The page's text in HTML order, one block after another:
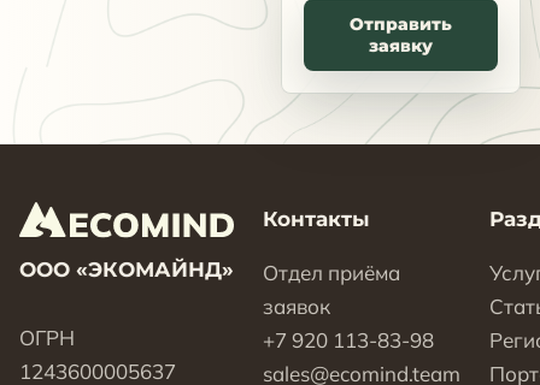
Отправить
заявку
ООО «ЭКОМАЙНД»
ОГРН
1243600005637
Контакты
Отдел приёма
заявок
+7 920 113-83-98
sales@ecomind.team